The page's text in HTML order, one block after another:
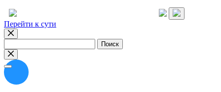
Перейти к сути